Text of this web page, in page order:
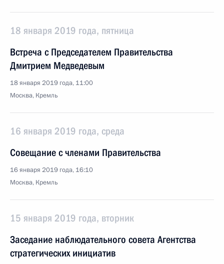
18 января 2019 года, пятница
Встреча с Председателем Правительства
Дмитрием Медведевым
18 января 2019 года, 11:00
Москва, Кремль
16 января 2019 года, среда
Совещание с членами Правительства
16 января 2019 года, 16:10
Москва, Кремль
15 января 2019 года, вторник
Заседание наблюдательного совета Агентства
стратегических инициатив